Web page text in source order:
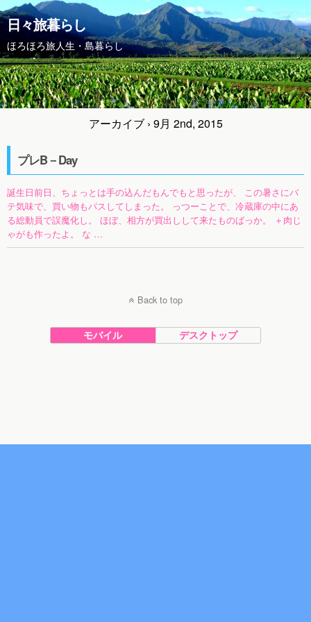
日々旅暮らし
ほろほろ旅人生・島暮らし
アーカイブ › 9月 2nd, 2015
プレB－Day
誕生日前日、ちょっとは手の込んだもんでもと思ったが、 この暑さにバ
テ気味で、買い物もパスしてしまった。 っつーことで、冷蔵庫の中にあ
る総動員で誤魔化し。 ほぼ、相方が買出しして来たものばっか。 ＋肉じ
ゃがも作ったよ。 な …
Back to top
モバイル デスクトップ